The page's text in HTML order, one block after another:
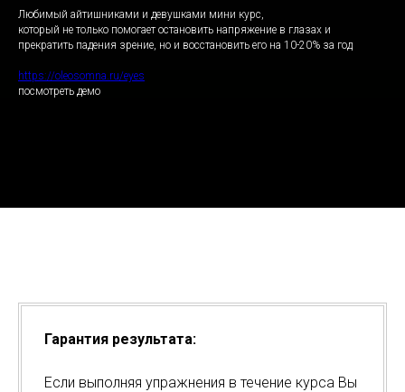
Любимый айтишниками и девушками мини курс,
который не только помогает остановить напряжение в глазах и
прекратить падения зрение, но и восстановить его на 10-20% за год
https://oleosomna.ru/eyes
посмотреть демо
Гарантия результата:
Если выполняя упражнения в течение курса Вы